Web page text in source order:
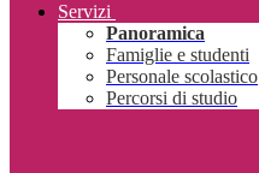
Servizi
Panoramica
Famiglie e studenti
Personale scolastico
Percorsi di studio